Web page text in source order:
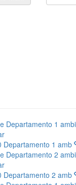
Departamento 1 amb
Departamento 2 amb